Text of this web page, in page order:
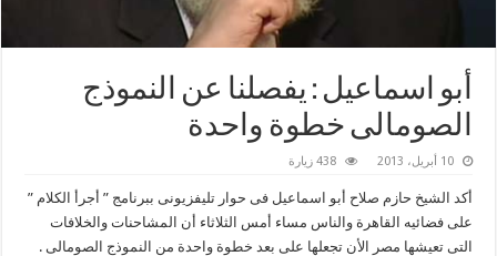
أبو اسماعيل : يفصلنا عن النموذج
الصومالى خطوة واحدة
10 أبريل، 2013 438 زيارة
أكد الشيخ حازم صلاح أبو اسماعيل فى حوار تليفزيونى ببرنامج ” أجرأ الكلام ”
على فضائيه القاهرة والناس مساء أمس الثلاثاء أن المشاحنات والخلافات
التى تعيشها مصر الأن تجعلها على بعد خطوة واحدة من النموذج الصومالى .